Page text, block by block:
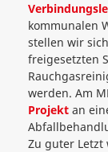
kommunalen
stellen wir
freigesetzten
werden. Am
Projekt an
Zu guter